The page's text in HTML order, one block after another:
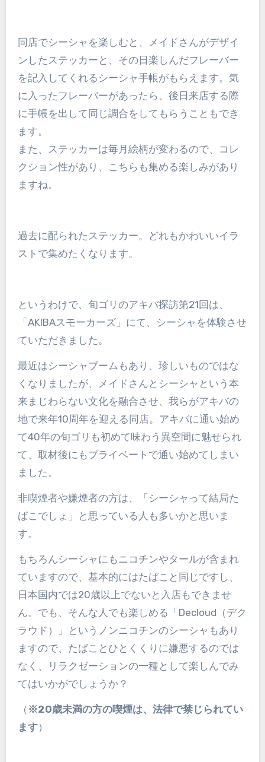
同店でシーシャを楽しむと、メイドさんがデザイ
ンしたステッカーと、その日楽しんだフレーバー
を記入してくれるシーシャ手帳がもらえます。気
に入ったフレーバーがあったら、後日来店する際
に手帳を出して同じ調合をしてもらうこともでき
ます。
また、ステッカーは毎月絵柄が変わるので、コレ
クション性があり、こちらも集める楽しみがあり
ますね。
過去に配られたステッカー。どれもかわいいイラ
ストで集めたくなります。
というわけで、旬ゴリのアキバ探訪第21回は、
「AKIBAスモーカーズ」にて、シーシャを体験させ
ていただきました。
最近はシーシャブームもあり、珍しいものではな
くなりましたが、メイドさんとシーシャという本
来まじわらない文化を融合させ、我らがアキバの
地で来年10周年を迎える同店。アキバに通い始め
て40年の旬ゴリも初めて味わう異空間に魅せられ
て、取材後にもプライベートで通い始めてしまい
ました。
非喫煙者や嫌煙者の方は、「シーシャって結局た
ばこでしょ」と思っている人も多いかと思いま
す。
もちろんシーシャにもニコチンやタールが含まれ
ていますので、基本的にはたばこと同じですし、
日本国内では20歳以上でないと入店もできませ
ん。でも、そんな人でも楽しめる「Decloud（デク
ラウド）」というノンニコチンのシーシャもあり
ますので、たばことひとくくりに嫌悪するのでは
なく、リラクゼーションの一種として楽しんでみ
てはいかがでしょうか？
（ ※20歳未満の方の喫煙は、法律で禁じられてい
ます）